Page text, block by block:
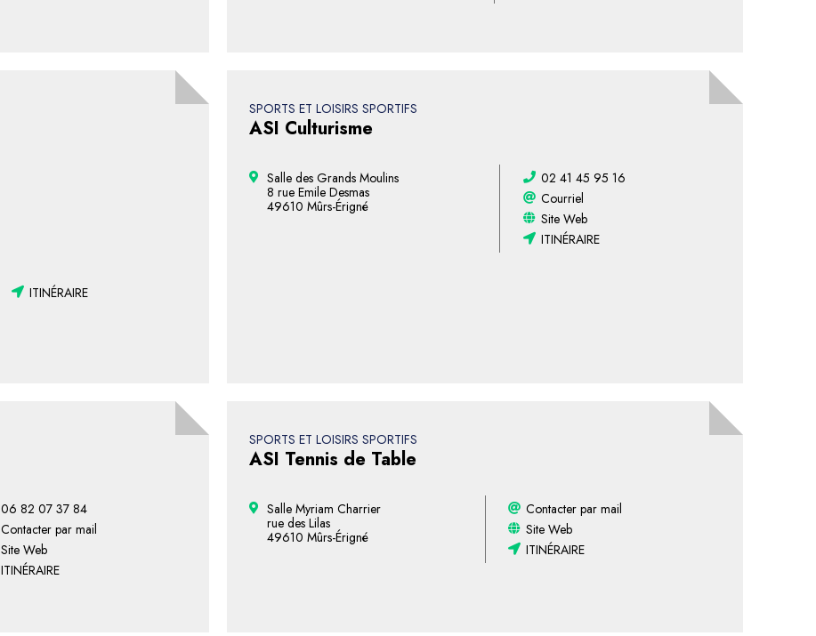
ITINÉRAIRE
SPORTS ET LOISIRS SPORTIFS
ASI Culturisme
Salle des Grands Moulins
8 rue Emile Desmas
49610 Mûrs-Érigné
02 41 45 95 16
Courriel
Site Web
ITINÉRAIRE
06 82 07 37 84
Contacter par mail
Site Web
ITINÉRAIRE
SPORTS ET LOISIRS SPORTIFS
ASI Tennis de Table
Salle Myriam Charrier
rue des Lilas
49610 Mûrs-Érigné
Contacter par mail
Site Web
ITINÉRAIRE